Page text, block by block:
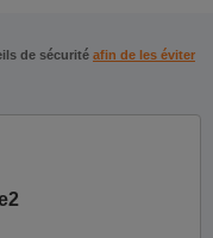
de sécurité afin de les éviter